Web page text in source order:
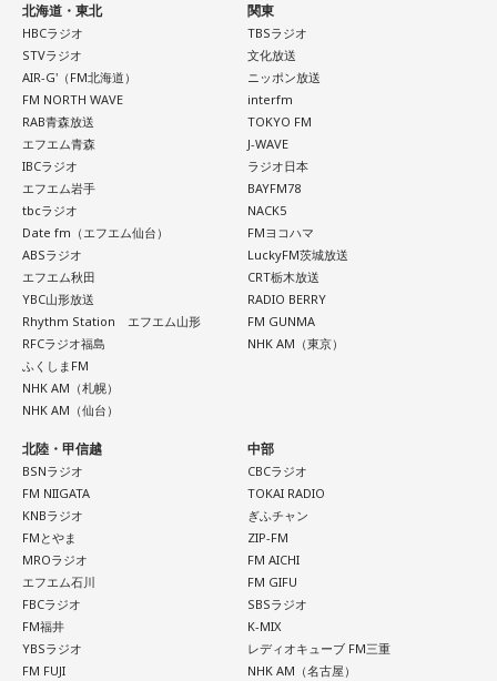
小林：この記事の出る8月には絶対残ってないですよね？
三輪田：基本的には。なので、1月に来られるのがベストだと
思います。
小林：皆さん！ 半年待て！
寺内：神職さんはこっそり6種類全部持ってるとかないですか
（笑）？
三輪田：いえいえ（笑）。授与品というものは、基本的に、1
年に1回、お返しいただいて、また新しいのを受けられるとい
う形ですので。
小林：宝くじのルーツがこちらにあると聞いたのですが？
三輪田：昔の言い方をしますと「富くじ」と言いまして、芝
大神宮が発祥の地とされています。強運御守にも通じるもの
がございまして、当宮の宮司いわく、宝くじに当選された方
が強運御守と、その年の幸運色のネクタイを身に着けられて
いたとのことです。
＜8月11日(火)のTOPICS＞
ミラクルリゾート2026開催中！
リサーチテーマは 「大声で叫びたいことは？」
うれしい、かなしい、怒ってるーーー！
夏の言いたい放題を大募集！
平井大が語る美味しい話も。
＜8月12日(水)のTOPICS＞
キラキラな音楽とときめく話題でがんばるあなたにミラクル
チャージ！
■今回のTOPICS
夏は夜！なにして「さらなり」ですか？あなたのサマーナイ
トフィーバー！サマーナイトカーニバル！
サマーナイトスパーク！は、何ですかの3時間！
●＃ミラクルワード 9時45分凸凹
忙しいあなたに代わって今押さえたい、気になる「コトバ」
をキャッチアップ！
●今日のへぇ 10時〜
世界の夜の過ごし方に関するへぇをご紹介！
北海道・東北
HBCラジオ
STVラジオ
AIR-G'（FM北海道）
FM NORTH WAVE
RAB青森放送
エフエム青森
IBCラジオ
エフエム岩手
tbcラジオ
Date fm（エフエム仙台）
ABSラジオ
エフエム秋田
YBC山形放送
Rhythm Station エフエム山形
RFCラジオ福島
ふくしまFM
NHK AM（札幌）
NHK AM（仙台）
関東
TBSラジオ
文化放送
ニッポン放送
interfm
TOKYO FM
J-WAVE
ラジオ日本
BAYFM78
NACK5
FMヨコハマ
LuckyFM茨城放送
CRT栃木放送
RADIO BERRY
FM GUNMA
NHK AM（東京）
北陸・甲信越
BSNラジオ
FM NIIGATA
KNBラジオ
FMとやま
MROラジオ
エフエム石川
FBCラジオ
FM福井
YBSラジオ
FM FUJI
中部
CBCラジオ
TOKAI RADIO
ぎふチャン
ZIP-FM
FM AICHI
FM GIFU
SBSラジオ
K-MIX
レディオキューブ FM三重
NHK AM（名古屋）